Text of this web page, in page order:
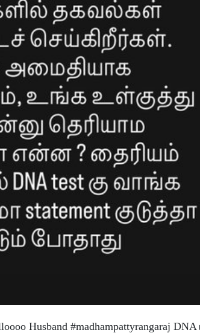
Husband #madhampattyrangaraj